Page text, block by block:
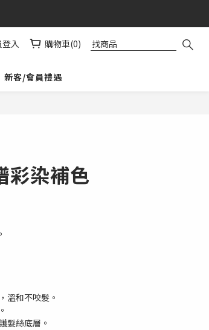
入 購物車(0)
新客/會員禮遇
彩染補色
溫和不咬髮。
髮絲底層。